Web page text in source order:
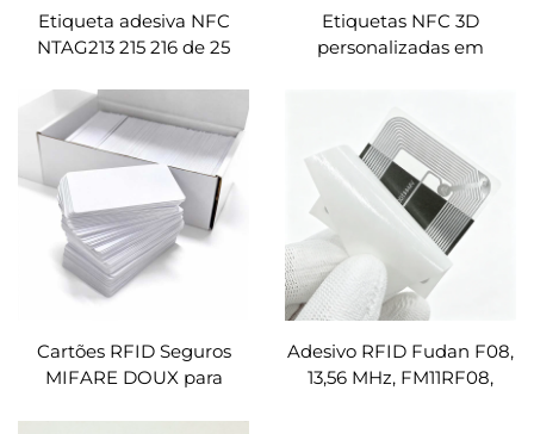
Etiqueta adesiva NFC
NTAG213 215 216 de 25
segurança VOID,
compatível com
ISO14443A, para selo de
garantia RFID,
personalizável
Etiquetas NFC 3D
personalizadas em
Ntag216 com logotipo
impresso para avaliações
no Google, Instagram e
TikTok
Cartões RFID Seguros
MIFARE DOUX para
Adesivo RFID Fudan F08,
13,56 MHz, FM11RF08,